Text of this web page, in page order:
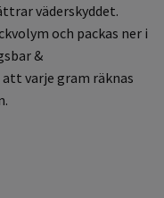
väderskyddet.
och packas ner i
&
varje gram räknas